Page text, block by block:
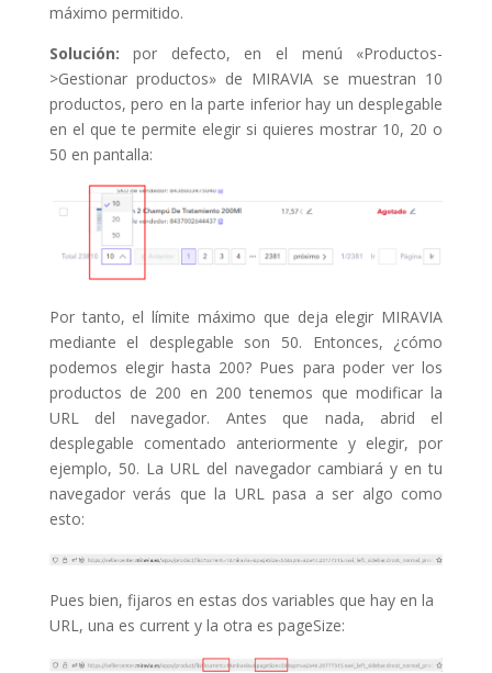
máximo permitido.
Solución: por defecto, en el menú «Productos-
>Gestionar productos» de MIRAVIA se muestran 10
productos, pero en la parte inferior hay un desplegable
en el que te permite elegir si quieres mostrar 10, 20 o
50 en pantalla:
Por tanto, el límite máximo que deja elegir MIRAVIA
mediante el desplegable son 50. Entonces, ¿cómo
podemos elegir hasta 200? Pues para poder ver los
productos de 200 en 200 tenemos que modificar la
URL del navegador. Antes que nada, abrid el
desplegable comentado anteriormente y elegir, por
ejemplo, 50. La URL del navegador cambiará y en tu
navegador verás que la URL pasa a ser algo como
esto:
Pues bien, fijaros en estas dos variables que hay en la
URL, una es current y la otra es pageSize: